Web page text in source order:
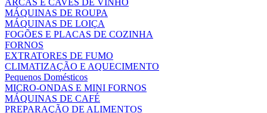
ARCAS E CAVES DE VINHO
MÁQUINAS DE ROUPA
MÁQUINAS DE LOIÇA
FOGÕES E PLACAS DE COZINHA
FORNOS
EXTRATORES DE FUMO
CLIMATIZAÇÃO E AQUECIMENTO
Pequenos Domésticos
MICRO-ONDAS E MINI FORNOS
MÁQUINAS DE CAFÉ
PREPARAÇÃO DE ALIMENTOS